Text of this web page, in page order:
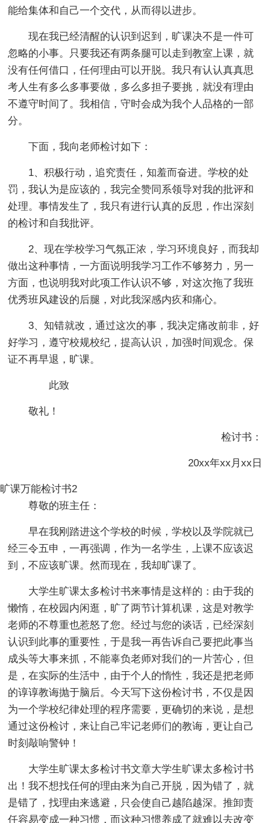
能给集体和自己一个交代，从而得以进步。
现在我已经清醒的认识到迟到，旷课决不是一件可
忽略的小事。只要我还有两条腿可以走到教室上课，就
没有任何借口，任何理由可以开脱。我只有认认真真思
考人生有多么多事要做，多么多担子要挑，就没有理由
不遵守时间了。我相信，守时会成为我个人品格的一部
分。
下面，我向老师检讨如下：
1、积极行动，追究责任，知羞而奋进。学校的处
罚，我认为是应该的，我完全赞同系领导对我的批评和
处理。事情发生了，我只有进行认真的反思，作出深刻
的检讨和自我批评。
2、现在学校学习气氛正浓，学习环境良好，而我却
做出这种事情，一方面说明我学习工作不够努力，另一
方面，也说明我对此项工作认识不够，对这次拖了我班
优秀班风建设的后腿，对此我深感内疚和痛心。
3、知错就改，通过这次的事，我决定痛改前非，好
好学习，遵守校规校纪，提高认识，加强时间观念。保
证不再早退，旷课。
此致
敬礼！
检讨书：
20xx年xx月xx日
旷课万能检讨书2
尊敬的班主任：
早在我刚踏进这个学校的时候，学校以及学院就已
经三令五申，一再强调，作为一名学生，上课不应该迟
到，不应该旷课。然而现在，我却旷课了。
大学生旷课太多检讨书来事情是这样的：由于我的
懒惰，在校园内闲逛，旷了两节计算机课，这是对教学
老师的不尊重也惹怒了您。经过与您的谈话，已经深刻
认识到此事的重要性，于是我一再告诉自己要把此事当
成头等大事来抓，不能辜负老师对我们的一片苦心，但
是，在实际的生活中，由于个人的惰性，我还是把老师
的谆谆教诲抛于脑后。今天写下这份检讨书，不仅是因
为一个学校纪律处理的程序需要，更确切的来说，是想
通过这份检讨，来让自己牢记老师们的教诲，更让自己
时刻敲响警钟！
大学生旷课太多检讨书文章大学生旷课太多检讨书
出！我不想找任何的理由来为自己开脱，因为错了，就
是错了，找理由来逃避，只会使自己越陷越深。推卸责
任容易变成一种习惯，而这种习惯养成了就难以去改变